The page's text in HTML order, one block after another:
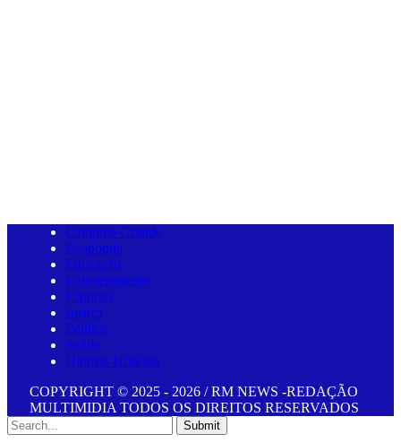
Campina Grande
Economia
Educação
Entretenimento
Esportes
Justiça
Política
Saúde
Últimas Notícias
COPYRIGHT © 2025 - 2026 / RM NEWS -REDAÇÃO
MULTIMIDIA TODOS OS DIREITOS RESERVADOS
Submit